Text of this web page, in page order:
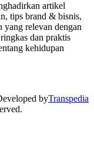
artikel
tips brand & bisnis,
yang relevan dengan
dan praktis
kehidupan
byTranspedia